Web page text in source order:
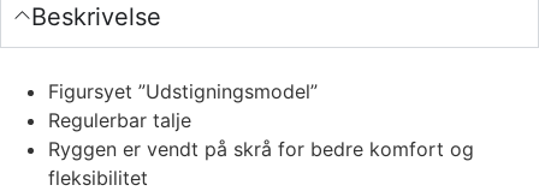
Beskrivelse
Figursyet ”Udstigningsmodel”
Regulerbar talje
Ryggen er vendt på skrå for bedre komfort og
fleksibilitet